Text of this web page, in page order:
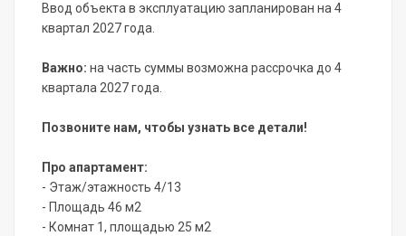
Ввод объекта в эксплуатацию запланирован на 4
квартал 2027 года.
Важно: на часть суммы возможна рассрочка до 4
квартала 2027 года.
Позвоните нам, чтобы узнать все детали!
Про апартамент:
- Этаж/этажность 4/13
- Площадь 46 м2
- Комнат 1, площадью 25 м2